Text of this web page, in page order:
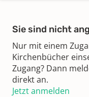
Sie sind nicht
Nur mit einem
Kirchenbücher
Zugang? Dann
direkt an.
Jetzt anmelden